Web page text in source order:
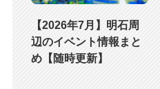
【2026年7月】明石周
辺のイベント情報まと
め【随時更新】